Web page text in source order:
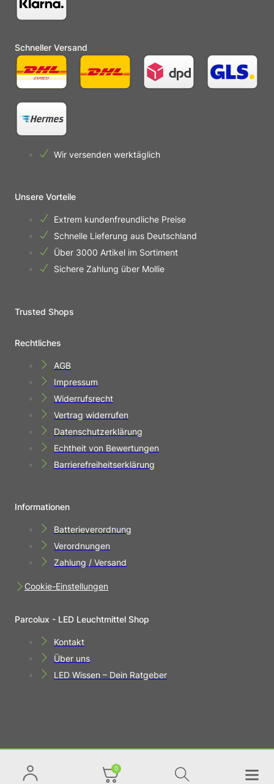
0
Schneller Versand
Wir versenden werktäglich
Unsere Vorteile
Extrem kundenfreundliche Preise
Schnelle Lieferung aus Deutschland
Über 3000 Artikel im Sortiment
Sichere Zahlung über Mollie
Trusted Shops
Rechtliches
AGB
Impressum
Widerrufsrecht
Vertrag widerrufen
Datenschutzerklärung
Echtheit von Bewertungen
Barrierefreiheitserklärung
Informationen
Batterieverordnung
Verordnungen
Zahlung / Versand
Cookie-Einstellungen
Parcolux - LED Leuchtmittel Shop
Kontakt
Über uns
LED Wissen – Dein Ratgeber